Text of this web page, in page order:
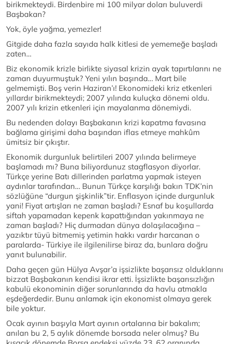
birikmekteydi. Birdenbire mi 100 milyar doları buluverdi
Başbakan?
Yok, öyle yağma, yemezler!
Gitgide daha fazla sayıda halk kitlesi de yememeğe başladı
zaten…
Biz ekonomik krizle birlikte siyasal krizin ayak tapırtılarını ne
zaman duyurmuştuk? Yeni yılın başında… Mart bile
gelmemişti. Boş verin Haziran’ı! Ekonomideki kriz etkenleri
yıllardır birikmekteydi; 2007 yılında kuluçka dönemi oldu.
2007 yılı krizin etkenleri için mayalanma dönemiydi.
Bu nedenden dolayı Başbakanın krizi kapatma favasına
bağlama girişimi daha başından iflas etmeye mahkûm
ümitsiz bir çıkıştır.
Ekonomik durgunluk belirtileri 2007 yılında belirmeye
başlamadı mı? Buna biliyordunuz stagflasyon diyorlar.
Türkçe yerine Batı dillerinden parlatma yapmak isteyen
aydınlar tarafından… Bunun Türkçe karşılığı bakın TDK’nin
sözlüğüne “durgun şişkinlik”tir. Enflasyon içinde durgunluk
yani! Fiyat artışları ne zaman başladı? Esnaf bu koşullarda
siftah yapamadan kepenk kapattığından yakınmaya ne
zaman başladı? Hiç durmadan dünya dolaşılacağına –
yazıktır tüyü bitmemiş yetimin hakkı vardır harcanan o
paralarda- Türkiye ile ilgilenilirse biraz da, bunlara doğru
yanıt bulunabilir.
Daha geçen gün Hülya Avşar’a işsizlikte başarısız olduklarını
bizzat Başbakanın kendisi ikrar etti. İşsizlikte başarısızlığın
kabulü ekonominin diğer sorunlarında da havlu atmakla
eşdeğerdedir. Bunu anlamak için ekonomist olmaya gerek
bile yoktur.
Ocak ayının başıyla Mart ayının ortalarına bir bakalım;
anılan bu 2, 5 aylık dönemde borsada neler olmuş? Bu